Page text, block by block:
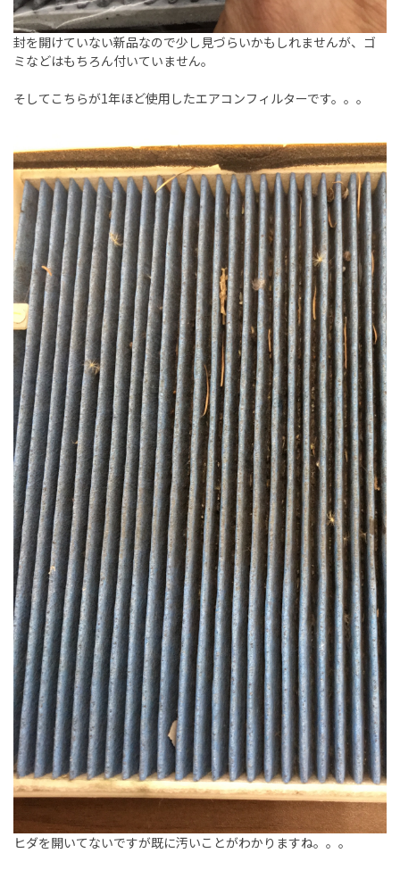
封を開けていない新品なので少し見づらいかもしれませんが、ゴ
ミなどはもちろん付いていません。
そしてこちらが1年ほど使用したエアコンフィルターです。。。
ヒダを開いてないですが既に汚いことがわかりますね。。。